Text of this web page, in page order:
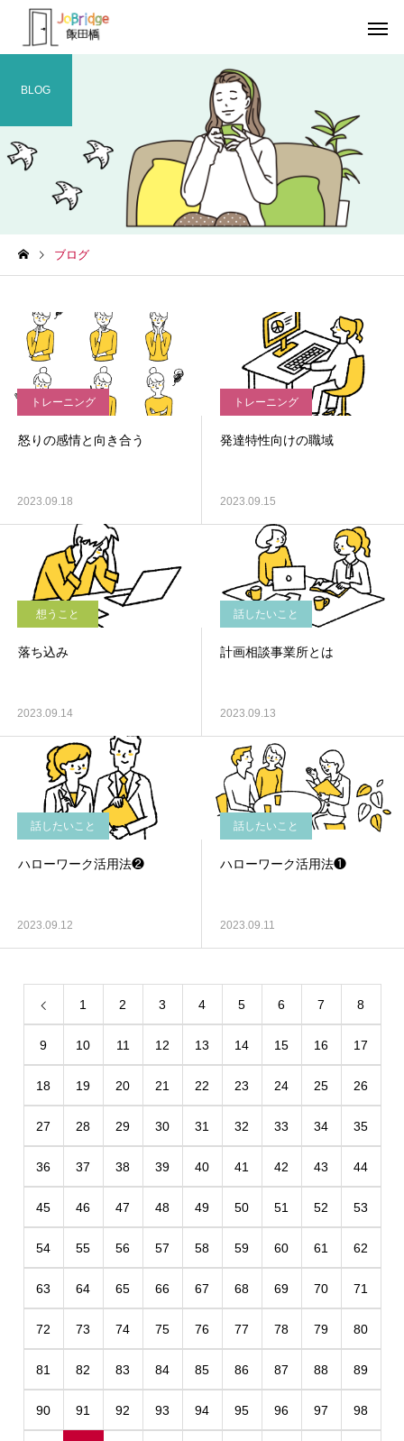
サービス案内 トレーニン
利用者の声
トレーニング
生成AIの書いた文書
トレーニング
働き続けるための土台
BLOG
ブログ
トレーニング
怒りの感情と向き合う
2023.09.18
トレーニング
発達特性向けの職域
2023.09.15
想うこと
落ち込み
2023.09.14
話したいこと
計画相談事業所とは
2023.09.13
話したいこと
ハローワーク活用法❷
2023.09.12
話したいこと
ハローワーク活用法❶
2023.09.11
1 2 3 4 5 6 7 8
9 10 11 12 13 14 15 16 17
18 19 20 21 22 23 24 25 26
27 28 29 30 31 32 33 34 35
36 37 38 39 40 41 42 43 44
45 46 47 48 49 50 51 52 53
54 55 56 57 58 59 60 61 62
63 64 65 66 67 68 69 70 71
72 73 74 75 76 77 78 79 80
81 82 83 84 85 86 87 88 89
90 91 92 93 94 95 96 97 98